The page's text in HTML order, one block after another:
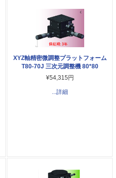
XYZ軸精密微調整プラットフォーム
T80-70J 三次元調整機 80*80
¥54,315円
...詳細